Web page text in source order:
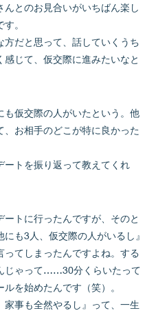
んとのお見合いがいちばん楽し
。
方だと思って、話していくうち
感じて、仮交際に進みたいなと
も仮交際の人がいたという。他
、お相手のどこが特に良かった
ートを振り返って教えてくれ
ートに行ったんですが、そのと
も3人、仮交際の人がいるし』
ってしまったんですよね。する
じゃって……30分くらいたって
を始めたんです（笑）。
家事も全然やるし』って、一生